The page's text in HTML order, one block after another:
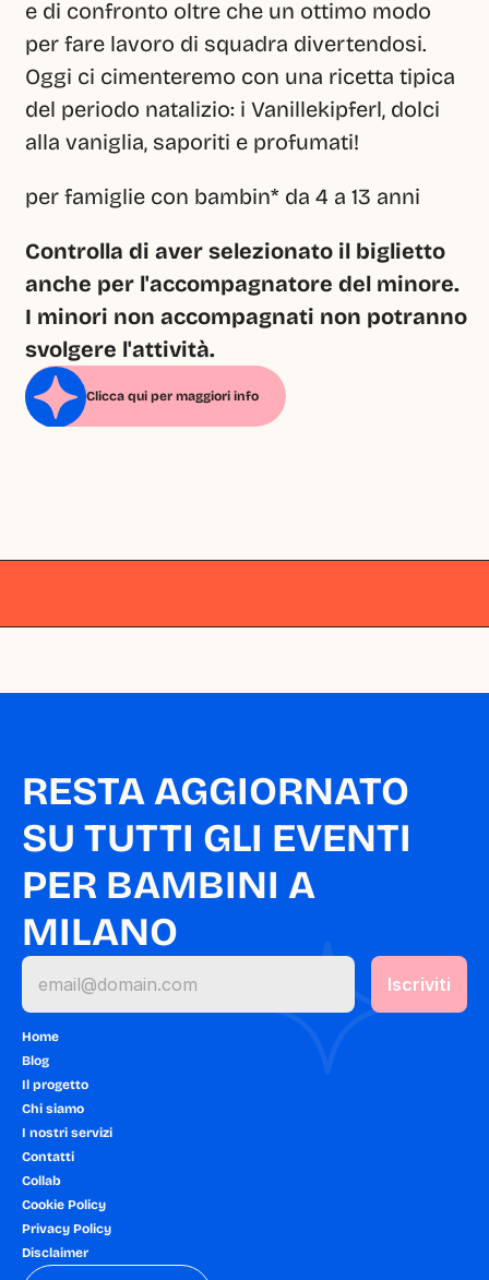
e di confronto oltre che un ottimo modo
per fare lavoro di squadra divertendosi.
Oggi ci cimenteremo con una ricetta tipica
del periodo natalizio: i Vanillekipferl, dolci
alla vaniglia, saporiti e profumati!
per famiglie con bambin* da 4 a 13 anni
Controlla di aver selezionato il biglietto
anche per l'accompagnatore del minore.
I minori non accompagnati non potranno
svolgere l'attività.
Clicca qui per maggiori info
RESTA AGGIORNATO
SU TUTTI GLI EVENTI
PER BAMBINI A
MILANO
Home
Blog
Il progetto
Chi siamo
I nostri servizi
Contatti
Collab
Cookie Policy
Privacy Policy
Disclaimer